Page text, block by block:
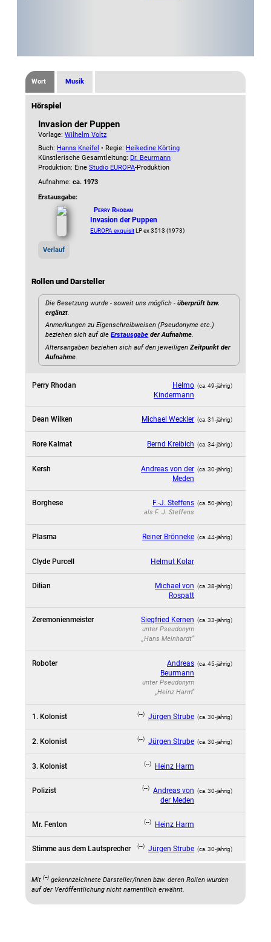
Wort Musik
Hörspiel
Invasion der Puppen
Vorlage:Wilhelm Voltz
Buch: Hanns Kneifel • Regie: Heikedine Körting
Künstlerische Gesamtleitung: Dr. Beurmann
Produktion: EineStudio EUROPA-Produktion
Aufnahme:ca. 1973
Erstausgabe:
Perry Rhodan
Invasion der Puppen
EUROPA exquisitLP ex 3513 (1973)
Verlauf
Rollen und Darsteller
Die Besetzung wurde - soweit uns möglich -überprüft bzw.
ergänzt.
Anmerkungen zu Eigenschreibweisen (Pseudonyme etc.)
beziehen sich auf dieErstausgabe der Aufnahme.
Altersangaben beziehen sich auf den jeweiligenZeitpunkt der
Aufnahme.
Perry Rhodan
Helmo
Kindermann
(ca. 49‑jährig)
Dean Wilken Michael Weckler (ca. 31‑jährig)
Rore Kalmat Bernd Kreibich (ca. 34‑jährig)
Kersh
Andreas von der
Meden
(ca. 30‑jährig)
Borghese F.-J. Steffens
alsF. J. Steffens
(ca. 50‑jährig)
Plasma Reiner Brönneke (ca. 44‑jährig)
Clyde Purcell Helmut Kolar
Dilian
Michael von
Rospatt
(ca. 38‑jährig)
Zeremonienmeister Siegfried Kernen
unter Pseudonym
„Hans Meinhardt“
(ca. 33‑jährig)
Roboter
Andreas
Beurmann
unter Pseudonym
„Heinz Harm“
(ca. 45‑jährig)
1. Kolonist (--) Jürgen Strube (ca. 30‑jährig)
2. Kolonist (--) Jürgen Strube (ca. 30‑jährig)
3. Kolonist (--) Heinz Harm
Polizist (--) Andreas von
der Meden
(ca. 30‑jährig)
Mr. Fenton (--) Heinz Harm
Stimme aus dem Lautsprecher (--) Jürgen Strube (ca. 30‑jährig)
Mit (--)gekennzeichnete Darsteller/innen bzw. deren Rollen wurden
auf der Veröffentlichung nicht namentlich erwähnt.